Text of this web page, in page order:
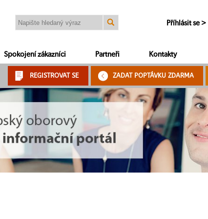
Příhlásit se >
Spokojení zákazníci Partneři Kontakty
REGISTROVAT SE ZADAT POPTÁVKU ZDARMA